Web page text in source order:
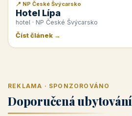
📰 PR článek
📍 NP České Švýcarsko
Hotel Lípa
hotel · NP České Švýcarsko
Číst článek →
REKLAMA · SPONZOROVÁNO
Doporučená ubytování